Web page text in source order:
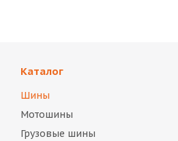
Каталог
Шины
Мотошины
Грузовые шины